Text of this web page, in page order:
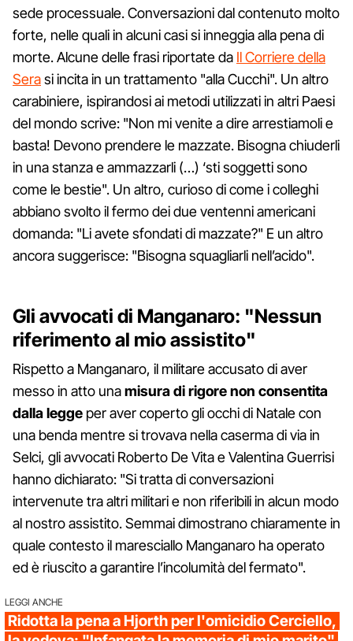
sede processuale. Conversazioni dal contenuto molto
forte, nelle quali in alcuni casi si inneggia alla pena di
morte. Alcune delle frasi riportate da Il Corriere della
Serasi incita in un trattamento "alla Cucchi". Un altro
carabiniere, ispirandosi ai metodi utilizzati in altri Paesi
del mondo scrive: "Non mi venite a dire arrestiamoli e
basta! Devono prendere le mazzate. Bisogna chiuderli
in una stanza e ammazzarli (…) ‘sti soggetti sono
come le bestie". Un altro, curioso di come i colleghi
abbiano svolto il fermo dei due ventenni americani
domanda: "Li avete sfondati di mazzate?" E un altro
ancora suggerisce: "Bisogna squagliarli nell’acido".
Gli avvocati di Manganaro: "Nessun
riferimento al mio assistito"
Rispetto a Manganaro, il militare accusato di aver
messo in atto unamisura di rigore non consentita
dalla legge per aver coperto gli occhi di Natale con
una benda mentre si trovava nella caserma di via in
Selci, gli avvocati Roberto De Vita e Valentina Guerrisi
hanno dichiarato: "Si tratta di conversazioni
intervenute tra altri militari e non riferibili in alcun modo
al nostro assistito. Semmai dimostrano chiaramente in
quale contesto il maresciallo Manganaro ha operato
ed è riuscito a garantire l’incolumità del fermato".
LEGGI ANCHE
Ridotta la pena a Hjorth per l'omicidio Cerciello,